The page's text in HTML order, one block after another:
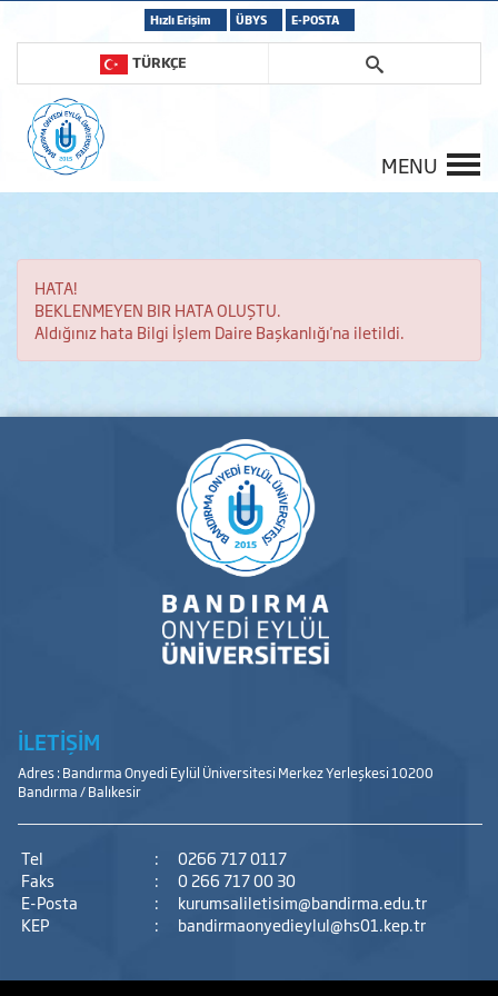
Hızlı Erişim ÜBYS E-POSTA
TÜRKÇE
MENU
HATA!
BEKLENMEYEN BIR HATA OLUŞTU.
Aldığınız hata Bilgi İşlem Daire Başkanlığı'na iletildi.
İLETİŞİM
Adres : Bandırma Onyedi Eylül Üniversitesi Merkez Yerleşkesi 10200
Bandırma / Balıkesir
Tel :
0266 717 0117
Faks
:
0 266 717 00 30
E-Posta
:
kurumsaliletisim@bandirma.edu.tr
KEP
: bandirmaonyedieylul@hs01.kep.tr